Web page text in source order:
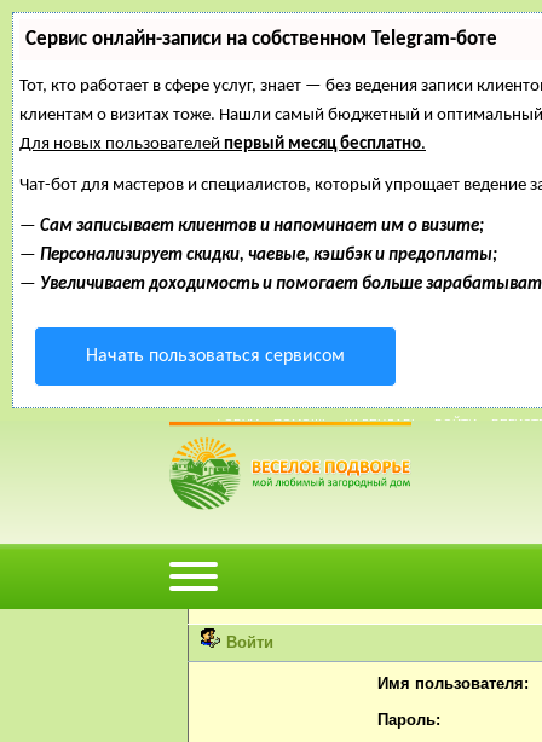
Сервис онлайн-записи на собственном Telegram-боте
Тот, кто работает в сфере услуг, знает — без ведения записи
клиентам о визитах тоже. Нашли самый бюджетный и
Для новых пользователей первый месяц бесплатно.
Чат-бот для мастеров и специалистов, который упрощает ведение
— Сам записывает клиентов и напоминает им о визите;
— Персонализирует скидки, чаевые, кэшбэк и предоплаты;
— Увеличивает доходимость и помогает больше
Начать пользоваться сервисом
30 Март, 2015, 10:15:01
ФОРУМ ПОМОЩЬ КАЛЕНДАРЬ ВОЙТИ
Внимание!
Вы не можете просматривать профили
Пожалуйста, войдите или
Войти
Имя пользователя:
Пароль: